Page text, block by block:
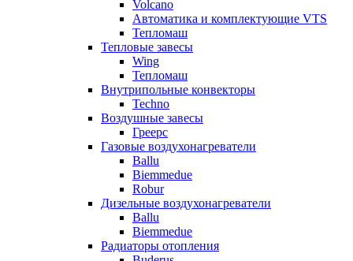
Volcano
Автоматика и комплектующие VTS
Тепломаш
Тепловые завесы
Wing
Тепломаш
Внутрипольные конвекторы
Techno
Воздушные завесы
Греерс
Газовые воздухонагреватели
Ballu
Biemmedue
Robur
Дизельные воздухонагреватели
Ballu
Biemmedue
Радиаторы отопления